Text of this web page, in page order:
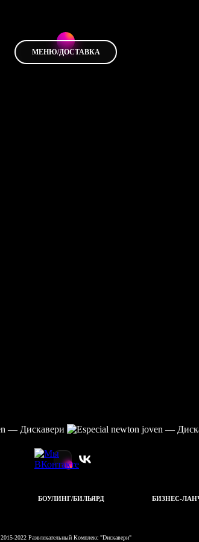
МЕНЮ/ДОСТАВКА
БОУЛИНГ/БИЛЬЯРД БИЗНЕС-
2015-2022 Развлекательный Комплекс "Dискавери"